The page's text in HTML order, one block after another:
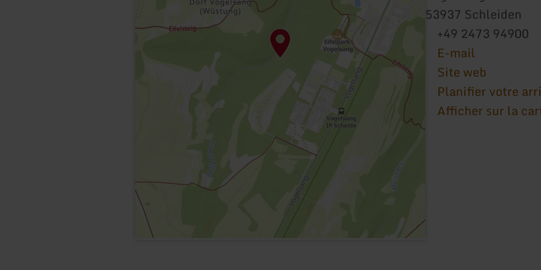
53937 Schleiden
+49 2473 94900
E-mail
Site web
Planifier votre
Afficher sur la